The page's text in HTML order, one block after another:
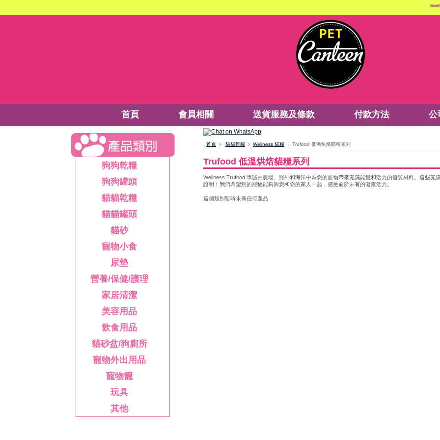
我的帳
首頁 會員相關 送貨服務及條款 付款方法 公
狗狗乾糧
狗狗罐頭
貓貓乾糧
貓貓罐頭
貓砂
寵物小食
尿墊
營養/保健/護理
家居清潔
美容用品
飲食用品
貓砂盆/狗廁所
寵物外出用品
寵物籠
玩具
其他
首頁 貓貓乾糧 Wellness 貓糧 Trufood 低溫烘焙貓糧系列
Trufood 低溫烘焙貓糧系列
Wellness Trufood 專誠由農場、野外和海洋中為您的寵物帶來充滿能量和活力的優質材料。這些
證明！我們希望您的寵物能夠與您和您的家人一起，感受前所未有的健康活力。
這個類別暫時未有任何產品